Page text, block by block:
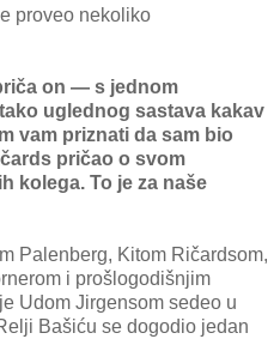
proveo nekoliko
on — s jednom
uglednog sastava kakav
vam priznati da sam bio
pričao o svom
kolega. To je za naše
Palenberg, Kitom Ričardsom,
i prošlogodišnjim
Udom Jirgensom sedeo u
Bašiću se dogodio jedan